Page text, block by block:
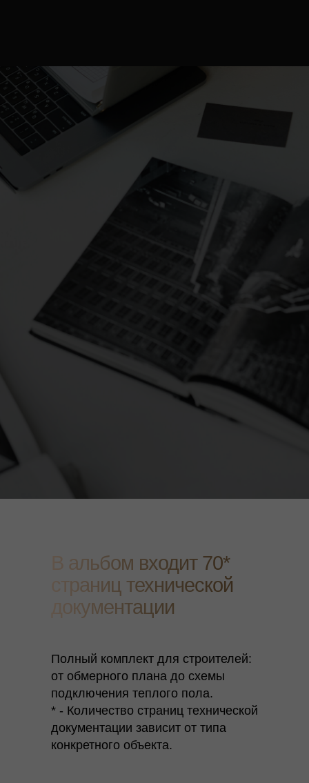
В альбом входит 70*
страниц технической
документации
Полный комплект для строителей:
от обмерного плана до схемы
подключения теплого пола.
* - Количество страниц технической
документации зависит от типа
конкретного объекта.